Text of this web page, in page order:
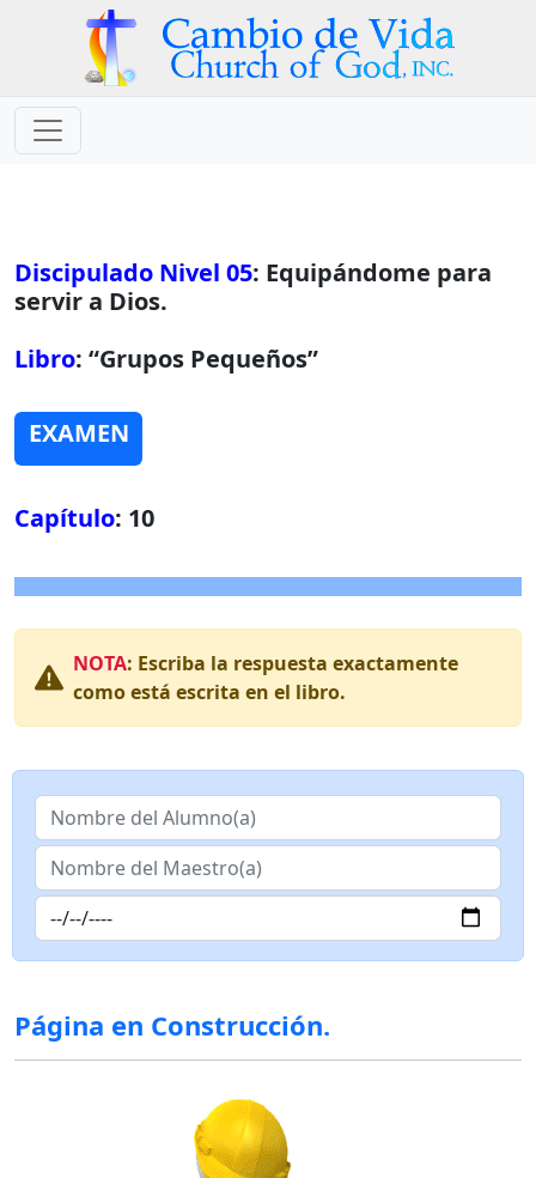
Discipulado Nivel 05: Equipándome para
servir a Dios.
Libro: “Grupos Pequeños”
EXAMEN
Capítulo: 10
NOTA: Escriba la respuesta exactamente
como está escrita en el libro.
Página en Construcción.